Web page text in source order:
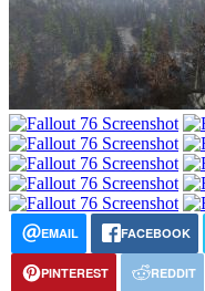
EMAIL FACEBOOK
PINTEREST REDDIT